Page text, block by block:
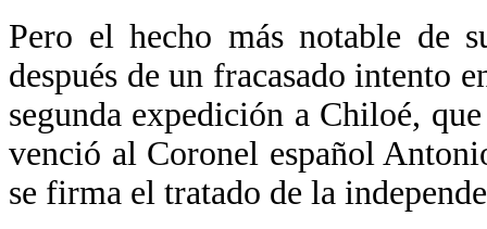
Pero el hecho más notable de
después de un fracasado intento
segunda expedición a Chiloé,
venció al Coronel español
se firma el tratado de la